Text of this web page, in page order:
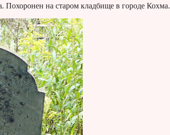
Похоронен на старом кладбище в городе Кохма.